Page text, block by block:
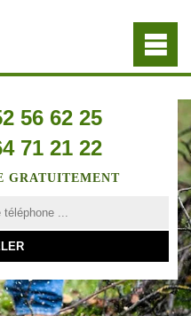
56 62 25
71 21 22
GRATUITEMENT